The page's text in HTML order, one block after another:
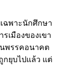
เฉพาะนักศึกษา
เมืองของเขา
พรรคอนาคต
กยุบไปแล้ว แต่